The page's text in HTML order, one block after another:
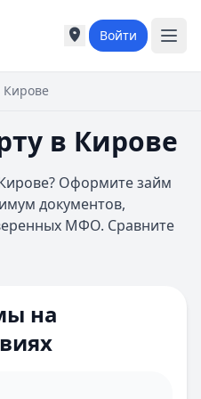
Города России
Екатеринбург
Казань
А
Астрахань
Б
Барнаул
Города России
Екатеринбург
Казань
А
Астрахань
Б
Барнаул
Войти
Кирове
в Кирове
Оформите займ
документов,
МФО. Сравните
на